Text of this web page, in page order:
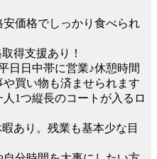
価格でしっかり食べられ
得支援あり！
日日中帯に営業♪休憩時間
買い物も済ませられます
1つ縦長のコートが入るロ
あり。残業も基本少な目